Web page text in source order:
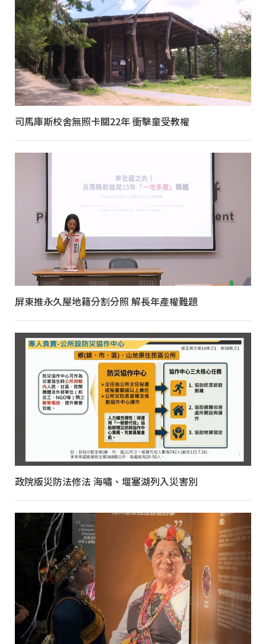
司馬庫斯校舍無照卡關22年 衝擊童受教權
屏東推永久屋地籍分割分照 解長年產權難題
政院版災防法修法 海嘯、堰塞湖列入災害別